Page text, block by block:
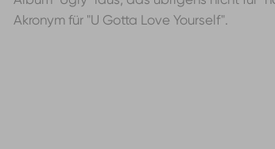
Akronym für "U Gotta Love Yourself".